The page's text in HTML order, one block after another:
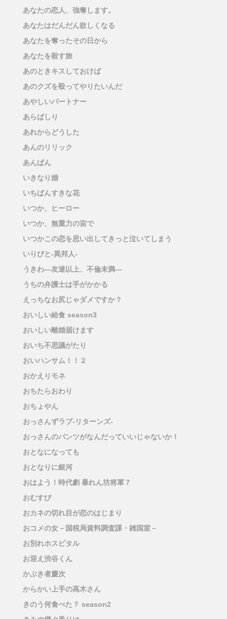
あなたの恋人、強奪します。
あなたはだんだん欲しくなる
あなたを奪ったその日から
あなたを殺す旅
あのときキスしておけば
あのクズを殴ってやりたいんだ
あやしいパートナー
あらばしり
あれからどうした
あんのリリック
あんぱん
いきなり婚
いちばんすきな花
いつか、ヒーロー
いつか、無重力の宙で
いつかこの恋を思い出してきっと泣いてしまう
いりびと-異邦人-
うきわ―友達以上、不倫未満―
うちの弁護士は手がかかる
えっちなお尻じゃダメですか？
おいしい給食 season3
おいしい離婚届けます
おいち不思議がたり
おいハンサム！！２
おかえりモネ
おちたらおわり
おちょやん
おっさんずラブ-リターンズ-
おっさんのパンツがなんだっていいじゃないか！
おとなになっても
おとなりに銀河
おはよう！時代劇 暴れん坊将軍７
おむすび
おカネの切れ目が恋のはじまり
おコメの女－国税局資料調査課・雑国室－
お別れホスピタル
お迎え渋谷くん
かぶき者慶次
からかい上手の高木さん
きのう何食べた？ season2